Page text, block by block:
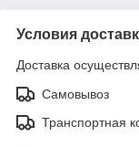
Условия
Доставка
Самовывоз
Транспортная